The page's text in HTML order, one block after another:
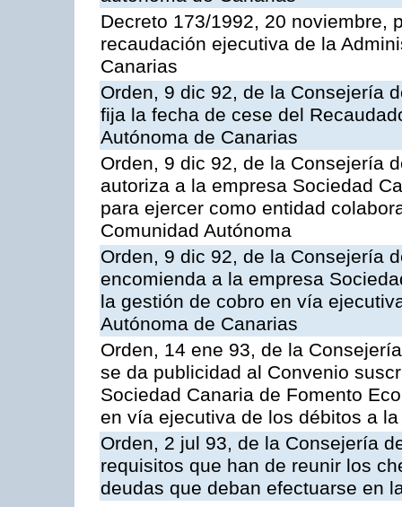
Decreto 173/1992, 20 noviembre,
recaudación ejecutiva de la
Canarias
Orden, 9 dic 92, de la Consejería
fija la fecha de cese del
Autónoma de Canarias
Orden, 9 dic 92, de la Consejería
autoriza a la empresa Sociedad
para ejercer como entidad
Comunidad Autónoma
Orden, 9 dic 92, de la Consejería
encomienda a la empresa
la gestión de cobro en vía
Autónoma de Canarias
Orden, 14 ene 93, de la
se da publicidad al Convenio
Sociedad Canaria de Fomento
en vía ejecutiva de los débitos a
Orden, 2 jul 93, de la Consejería
requisitos que han de reunir los
deudas que deban efectuarse en